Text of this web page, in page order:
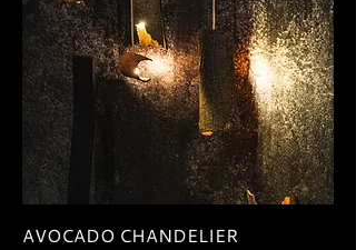
AVOCADO CHANDELIER